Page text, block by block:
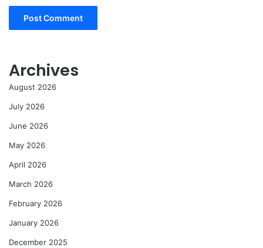
Archives
August 2026
July 2026
June 2026
May 2026
April 2026
March 2026
February 2026
January 2026
December 2025